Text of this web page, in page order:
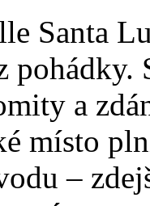
Santa
pohádky.
a
místo
–